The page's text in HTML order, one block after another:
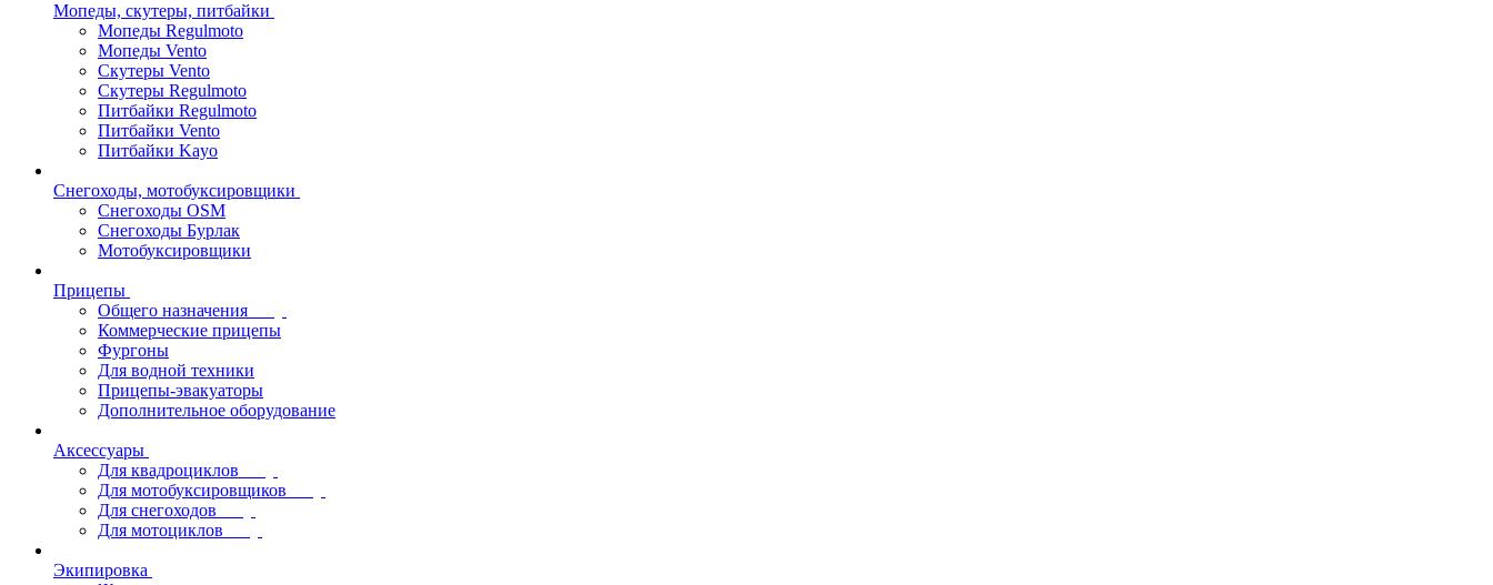
Мопеды, скутеры, питбайки
Мопеды Regulmoto
Мопеды Vento
Скутеры Vento
Скутеры Regulmoto
Питбайки Regulmoto
Питбайки Vento
Питбайки Kayo
Снегоходы, мотобуксировщики
Снегоходы OSM
Снегоходы Бурлак
Мотобуксировщики
Прицепы
Общего назначения
Коммерческие прицепы
Фургоны
Для водной техники
Прицепы-эвакуаторы
Дополнительное оборудование
Аксессуары
Для квадроциклов
Для мотобуксировщиков
Для снегоходов
Для мотоциклов
Экипировка